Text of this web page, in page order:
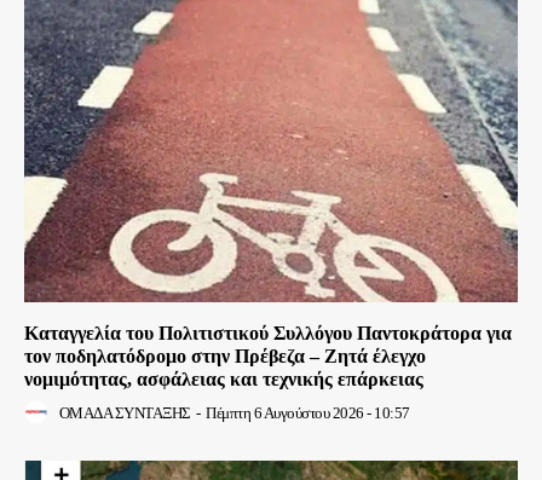
Καταγγελία του Πολιτιστικού Συλλόγου Παντοκράτορα για
τον ποδηλατόδρομο στην Πρέβεζα – Ζητά έλεγχο
νομιμότητας, ασφάλειας και τεχνικής επάρκειας
ΟΜΑΔΑ ΣΥΝΤΑΞΗΣ - Πέμπτη 6 Αυγούστου 2026 - 10:57